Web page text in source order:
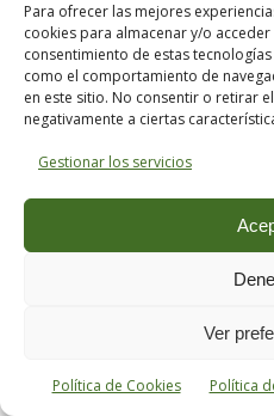
Para ofrecer las mejores
cookies para almacenar y/o
consentimiento de estas
como el comportamiento de
en este sitio. No consentir o retirar
negativamente a ciertas
Gestionar los servicios
Ver
Política de Cookies Política
genuinamente
francés, como buen
concepto delMaestro
propiedad soviética.
pero es la premisa la
el resultado sólo
si
que en este
las mediocridades